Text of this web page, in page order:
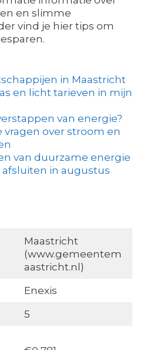
en slimme
vind je hier tips om
in Maastricht
en licht tarieven in mijn
van energie?
vragen over stroom en
van duurzame energie
afsluiten in augustus
Maastricht
(www.gemeentem
aastricht.nl)
Enexis
5